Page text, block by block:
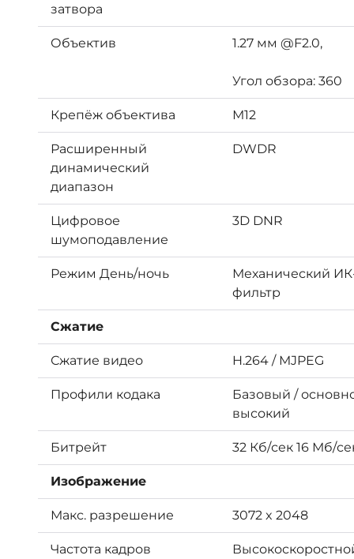
затвора
Объектив 1.27 мм @F2.0,
Угол обзора: 360
Крепёж объектива М12
Расширенный
динамический
диапазон
DWDR
Цифровое
шумоподавление
3D DNR
Режим День/ночь
Механический
фильтр
Сжатие
Сжатие видео H.264 / MJPEG
Профили кодака
Базовый /
высокий
Битрейт 32 Кб/сек 16 Мб/
Изображение
Макс. разрешение 3072 x 2048
Частота кадров